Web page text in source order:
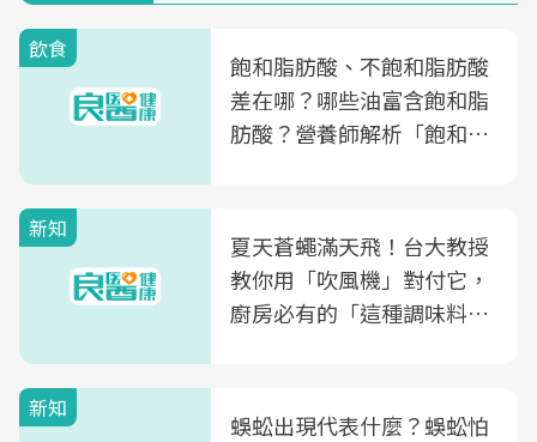
飲食
飽和脂肪酸、不飽和脂肪酸
差在哪？哪些油富含飽和脂
肪酸？營養師解析「飽和脂
新知
夏天蒼蠅滿天飛！台大教授
教你用「吹風機」對付它，
廚房必有的「這種調味料」
新知
蜈蚣出現代表什麼？蜈蚣怕